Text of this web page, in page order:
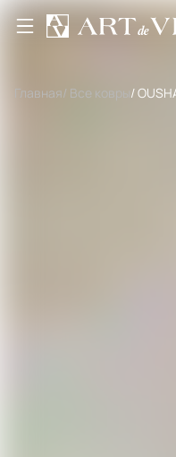
Главная/ Все ковры /